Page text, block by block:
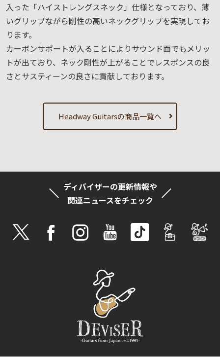
入った「ハイストレングスネック」仕様となっており、薄
いグリップながら剛性の高いネックグリップを実現してお
ります。
カーボンサポートが入ることによりサウンド面でもメリッ
トが出ており、ネック剛性が上がることでレスポンスの良
さとサスティーンの良さに貢献しております。
Headway Guitarsの商品一覧へ
ディバイザーの更新情報や
関連ニュースをチェック